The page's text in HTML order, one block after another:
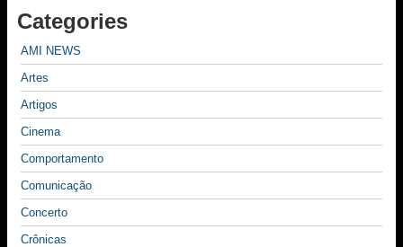
Categories
AMI NEWS
Artes
Artigos
Cinema
Comportamento
Comunicação
Concerto
Crônicas